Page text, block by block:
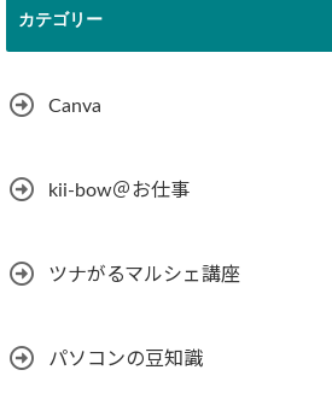
カテゴリー
Canva
kii-bow＠お仕事
ツナがるマルシェ講座
パソコンの豆知識